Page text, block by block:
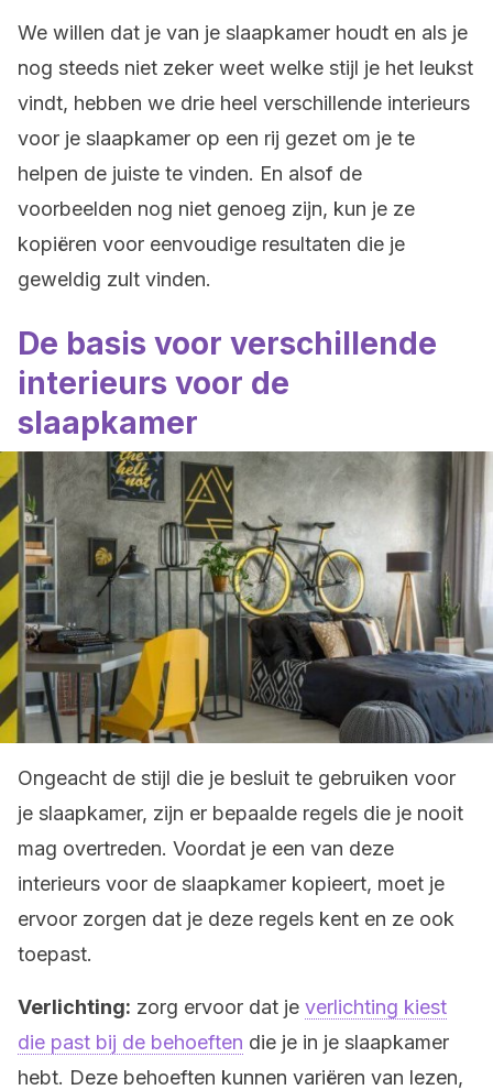
We willen dat je van je slaapkamer houdt en als je
nog steeds niet zeker weet welke stijl je het leukst
vindt, hebben we drie heel verschillende interieurs
voor je slaapkamer op een rij gezet om je te
helpen de juiste te vinden. En alsof de
voorbeelden nog niet genoeg zijn, kun je ze
kopiëren voor eenvoudige resultaten die je
geweldig zult vinden.
De basis voor verschillende
interieurs voor de
slaapkamer
Ongeacht de stijl die je besluit te gebruiken voor
je slaapkamer, zijn er bepaalde regels die je nooit
mag overtreden. Voordat je een van deze
interieurs voor de slaapkamer kopieert, moet je
ervoor zorgen dat je deze regels kent en ze ook
toepast.
Verlichting: zorg ervoor dat je verlichting kiest
die past bij de behoeften die je in je slaapkamer
hebt. Deze behoeften kunnen variëren van lezen,